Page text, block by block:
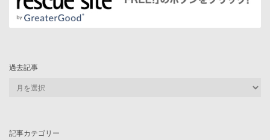
過去記事
記事カテゴリー